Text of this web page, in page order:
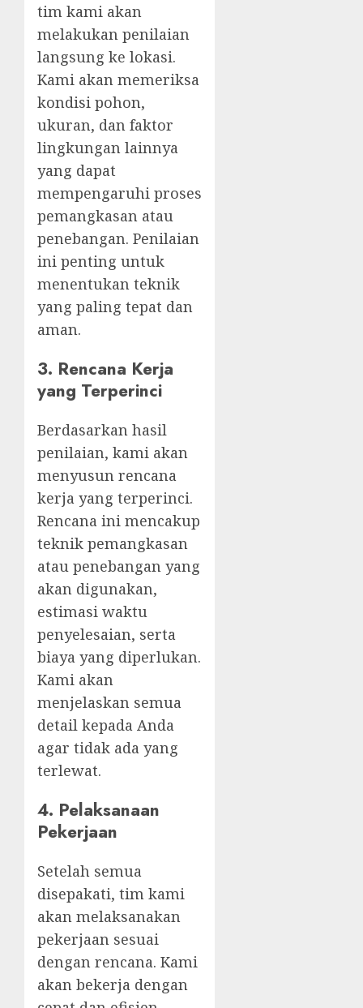
tim kami akan
melakukan penilaian
langsung ke lokasi.
Kami akan memeriksa
kondisi pohon,
ukuran, dan faktor
lingkungan lainnya
yang dapat
mempengaruhi proses
pemangkasan atau
penebangan. Penilaian
ini penting untuk
menentukan teknik
yang paling tepat dan
aman.
3. Rencana Kerja
yang Terperinci
Berdasarkan hasil
penilaian, kami akan
menyusun rencana
kerja yang terperinci.
Rencana ini mencakup
teknik pemangkasan
atau penebangan yang
akan digunakan,
estimasi waktu
penyelesaian, serta
biaya yang diperlukan.
Kami akan
menjelaskan semua
detail kepada Anda
agar tidak ada yang
terlewat.
4. Pelaksanaan
Pekerjaan
Setelah semua
disepakati, tim kami
akan melaksanakan
pekerjaan sesuai
dengan rencana. Kami
akan bekerja dengan